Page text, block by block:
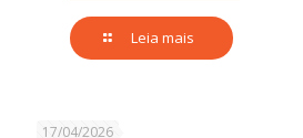
Leia mais
17/04/2026